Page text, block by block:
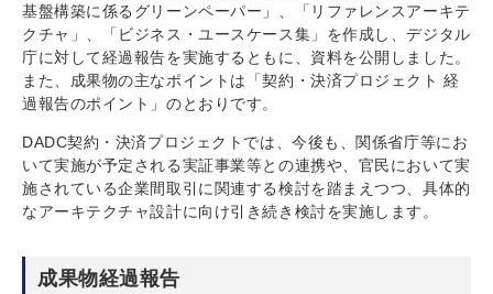
基盤構築に係るグリーンペーパー」、「リファレンスアーキテ
クチャ」、「ビジネス・ユースケース集」を作成し、デジタル
庁に対して経過報告を実施するともに、資料を公開しました。
また、成果物の主なポイントは「契約・決済プロジェクト 経
過報告のポイント」のとおりです。
DADC契約・決済プロジェクトでは、今後も、関係省庁等にお
いて実施が予定される実証事業等との連携や、官民において実
施されている企業間取引に関連する検討を踏まえつつ、具体的
なアーキテクチャ設計に向け引き続き検討を実施します。
成果物経過報告